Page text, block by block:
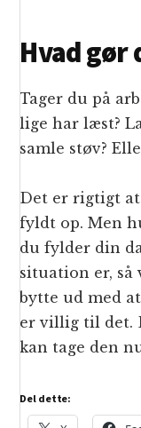
Hvad gør
Tager du på
lige har læst?
samle støv?
Det er rigtigt
fyldt op. Men
du fylder din
situation er,
bytte ud med
er villig til det.
kan tage den
Del dette: